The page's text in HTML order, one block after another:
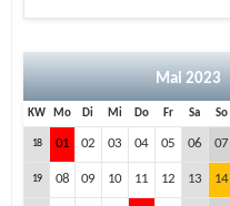
Mai 2023
KW Mo Di Mi Do Fr Sa So
18 01 02 03 04 05 06 07
19 08 09 10 11 12 13 14